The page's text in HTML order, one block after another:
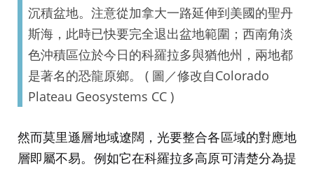
沉積盆地。注意從加拿大一路延伸到美國的聖丹
斯海，此時已快要完全退出盆地範圍；西南角淡
色沖積區位於今日的科羅拉多與猶他州，兩地都
是著名的恐龍原鄉。 ( 圖／修改自Colorado
Plateau Geosystems CC )
然而莫里遜層地域遼闊，光要整合各區域的對應地
層即屬不易。例如它在科羅拉多高原可清楚分為提